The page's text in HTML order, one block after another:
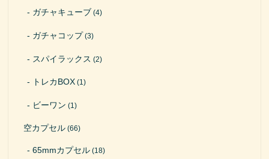
ガチャキューブ (4)
ガチャコップ(3)
スパイラックス (2)
トレカBOX (1)
ビーワン (1)
空カプセル (66)
65mmカプセル (18)